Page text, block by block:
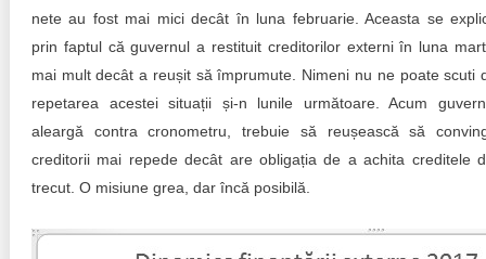
nete au fost mai mici decât în luna februarie. Aceasta se
prin faptul că guvernul a restituit creditorilor externi în luna
mai mult decât a reușit să împrumute. Nimeni nu ne poate scuti
repetarea acestei situații și-n lunile următoare. Acum
aleargă contra cronometru, trebuie să reușească să
creditorii mai repede decât are obligația de a achita creditele
trecut. O misiune grea, dar încă posibilă.